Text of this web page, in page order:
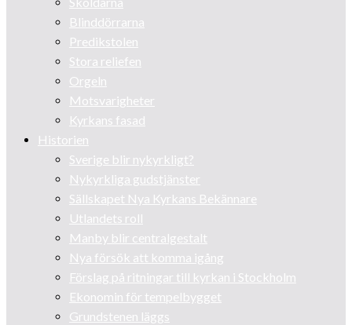
Blinddörrarna
Predikstolen
Stora reliefen
Orgeln
Motsvarigheter
Kyrkans fasad
Historien
Sverige blir nykyrkligt?
Nykyrkliga gudstjänster
Sällskapet Nya Kyrkans Bekännare
Utlandets roll
Manby blir centralgestalt
Nya försök att komma igång
Förslag på ritningar till kyrkan i Stockholm
Ekonomin för tempelbygget
Grundstenen läggs